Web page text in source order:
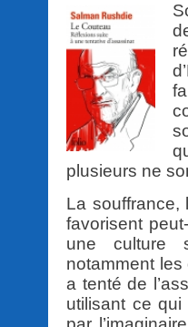
plusieurs ne
La souffrance,
favorisent
une culture
notamment
a tenté de
utilisant ce